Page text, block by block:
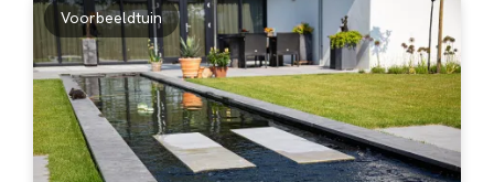
Voorbeeldtuin